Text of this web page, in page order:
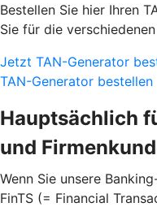
Bestellen Sie hier Ihren
Sie für die
Jetzt TAN-Generator
TAN-Generator bestellen
Hauptsächlich
und
Wenn Sie unsere
FinTS (= Financial